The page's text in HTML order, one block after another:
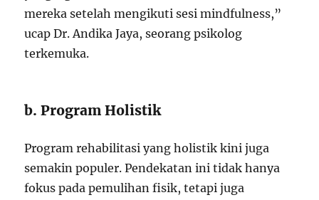
mereka setelah mengikuti sesi mindfulness,”
ucap Dr. Andika Jaya, seorang psikolog
terkemuka.
b. Program Holistik
Program rehabilitasi yang holistik kini juga
semakin populer. Pendekatan ini tidak hanya
fokus pada pemulihan fisik, tetapi juga